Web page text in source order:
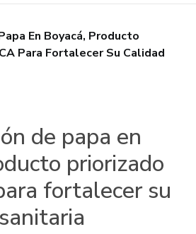
En Boyacá, Producto
Para Fortalecer Su Calidad
de papa en
priorizado
fortalecer su